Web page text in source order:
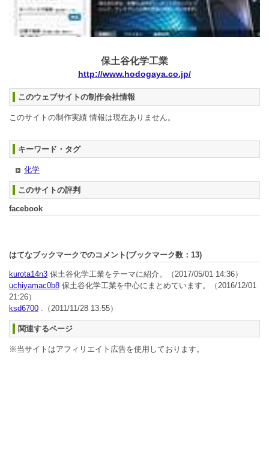
保土谷化学工業
http://www.hodogaya.co.jp/
このウェブサイトの制作会社情報
このサイトの制作実績 情報は現在ありません。
キーワード・タグ
化学
このサイトの評判
facebook
はてなブックマークでのコメント(ブックマーク数： 13)
kurota14n3 保土谷化学工業をテーマに紹介。
（2017/05/01 14:36）
uchiyamac0b8 保土谷化学工業を中心にまとめています。
（2016/12/01
21:26）
ksd6700 . （2011/11/28 13:55）
関連するページ
※当サイトはアフィリエイト広告を使用しております。